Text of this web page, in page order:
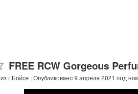
FREE RCW Gorgeous
из г.Бойсе | Опубликовано 9 апреля 2021 под